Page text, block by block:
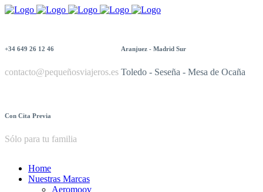
+34 649 26 12 46
contacto@pequeñosviajeros.es
Aranjuez - Madrid Sur
Toledo - Seseña - Mesa de Ocaña
Con Cita Previa
Sólo para tu familia
Home
Nuestras Marcas
Aeromoov